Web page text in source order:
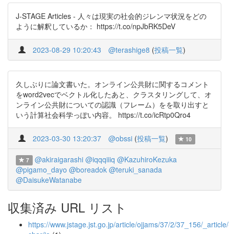
J-STAGE Articles - 人々は現実の社会的ジレンマ状況をどの
ように解釈しているか： https://t.co/npJbRK5DeV
2023-08-29 10:20:43 @terashige8 (投稿一覧)
久しぶりに論文書いた。オンライン公共財に関するコメント
をword2vecでベクトル化したあと、クラスタリングして、オ
ンライン公共財についての認識（フレーム）をを取り出すと
いう計算社会科学っぽい内容。 https://t.co/icRtp0Qro4
2023-03-30 13:20:37 @obssi (投稿一覧) 10
7 @akiraigarashi @iqqqiiiq @KazuhiroKezuka
@pigamo_dayo @boreadok @teruki_sanada
@DaisukeWatanabe
収集済み URL リスト
https://www.jstage.jst.go.jp/article/ojjams/37/2/37_156/